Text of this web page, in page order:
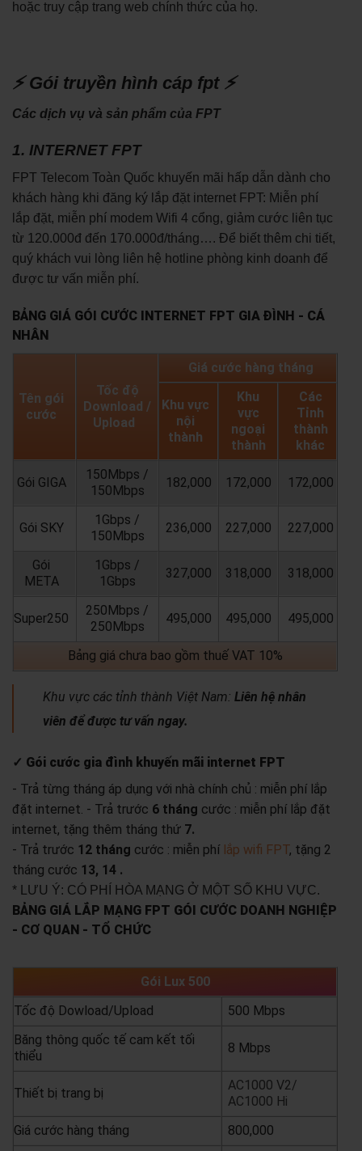
hoặc truy cập trang web chính thức của họ.
⚡ Gói truyền hình cáp fpt ⚡
Các dịch vụ và sản phẩm của FPT
1. INTERNET FPT
FPT Telecom Toàn Quốc khuyến mãi hấp dẫn dành cho
khách hàng khi đăng ký lắp đặt internet FPT: Miễn phí
lắp đặt, miễn phí modem Wifi 4 cổng, giảm cước liên tục
từ 120.000đ đến 170.000đ/tháng…. Để biết thêm chi tiết,
quý khách vui lòng liên hệ hotline phòng kinh doanh để
được tư vấn miễn phí.
BẢNG GIÁ GÓI CƯỚC INTERNET FPT GIA ĐÌNH - CÁ
NHÂN
Tên gói
cước
Tốc độ
Download /
Upload
Giá cước hàng tháng
Khu vực
nội
thành
Khu
vực
ngoại
thành
Các
Tỉnh
thành
khác
Gói GIGA
150Mbps /
150Mbps
182,000 172,000 172,000
Gói SKY
1Gbps /
150Mbps
236,000 227,000 227,000
Gói
META
1Gbps /
1Gbps
327,000 318,000 318,000
Super250
250Mbps /
250Mbps
495,000 495,000 495,000
Bảng giá chưa bao gồm thuế VAT 10%
Khu vực các tỉnh thành Việt Nam: Liên hệ nhân
viên để được tư vấn ngay.
✓ Gói cước gia đình khuyến mãi internet FPT
- Trả từng tháng áp dụng với nhà chính chủ : miễn phí lắp
đặt internet. - Trả trước 6 tháng cước : miễn phí lắp đặt
internet, tặng thêm tháng thứ 7.
- Trả trước 12 tháng cước : miễn phí lắp wifi FPT, tặng 2
tháng cước 13, 14 .
* LƯU Ý: CÓ PHÍ HÒA MẠNG Ở MỘT SỐ KHU VỰC.
BẢNG GIÁ LẮP MẠNG FPT GÓI CƯỚC DOANH NGHIỆP
- CƠ QUAN - TỔ CHỨC
Gói Lux 500
Tốc độ Dowload/Upload
500 Mbps
Băng thông quốc tế cam kết tối
thiểu
8 Mbps
Thiết bị trang bị
AC1000 V2/
AC1000 Hi
Giá cước hàng tháng
800,000